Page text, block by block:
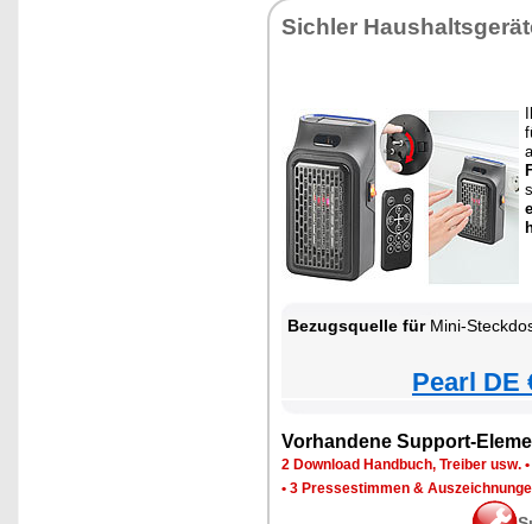
Sichler
Bezugsquelle fürMini-
Pearl DE
Vorhandene Support-
2 Download Handbuch, Treiber usw. •
• 3 Pressestimmen &